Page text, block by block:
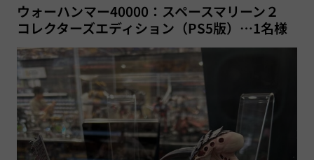
ウォーハンマー40000：スペースマリーン２
コレクターズエディション（PS5版）…1名様